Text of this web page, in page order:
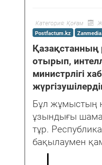
Категория: Қоғам
Postfactum.kz
отырып,
министрлігі
Бұл жұмыстың
ұзындығы
тұр.
бақылаумен